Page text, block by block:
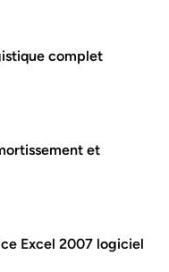
complet
et
Excel 2007 logiciel